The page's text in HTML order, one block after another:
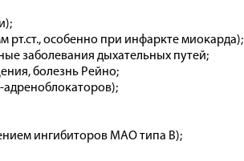
рт.ст., особенно при инфаркте миокарда);
заболевания дыхательных путей;
болезнь Рейно;
ингибиторов МАО типа В);